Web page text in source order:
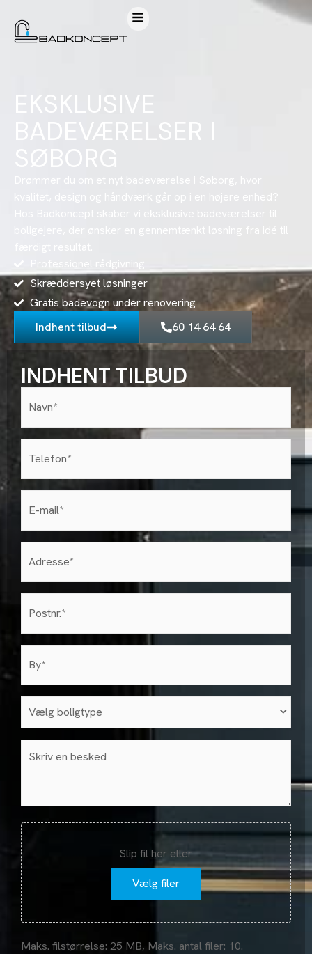
EKSKLUSIVE
BADEVÆRELSER I
SØBORG
Drømmer du om et nyt badeværelse i Søborg, hvor
kvalitet, design og håndværk går op i en højere enhed?
Hos Badkoncept skaber vi eksklusive badeværelser til
boligejere, der ønsker en gennemtænkt løsning fra idé til
Professionel rådgivning
Skræddersyet løsninger
Gratis badevogn under renovering
Indhent tilbud
60 14 64 64
INDHENT TILBUD
Navn*
(Påkrævet)
Telefon
(Påkrævet)
E-
mail
(Påkrævet)
Adresse
(Påkrævet)
postnr
(Påkrævet)
by
(Påkrævet)
Vælg
boligtype
Besked
Fil
Slip fil her eller
Vælg filer
Maks. filstørrelse: 25 MB, Maks. antal filer: 10.